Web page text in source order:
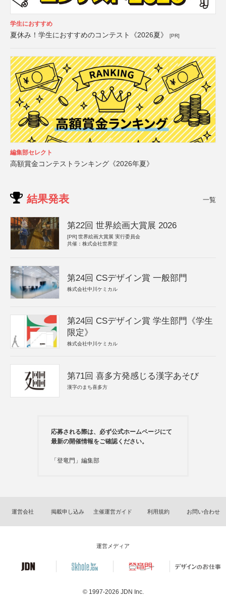
学生におすすめ
夏休み！学生におすすめのコンテスト《2026夏》 [PR]
編集部セレクト
高額賞金コンテストランキング《2026年夏》
結果発表 一覧
第22回 世界絵画大賞展 2026
[PR] 世界絵画大賞展 実行委員会
共催：株式会社世界堂
第24回 CSデザイン賞 一般部門
株式会社中川ケミカル
第24回 CSデザイン賞 学生部門《学生
限定》
株式会社中川ケミカル
第71回 喜多方発感じる漢字あそび
漢字のまち喜多方
応募される際は、必ず公式ホームページにて
最新の開催情報をご確認ください。
「登竜門」編集部
運営会社 掲載申し込み 主催運営ガイド 利用規約 お問い合わせ
運営メディア
© 1997-2026 JDN Inc.